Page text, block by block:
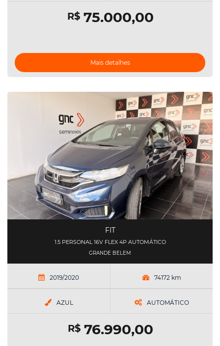
R$75.000,00
Mais detalhes
FIT
1.5 PERSONAL 16V FLEX 4P AUTOMÁTICO
GRANDE BELEM
2019/2020 74172 km
AZUL AUTOMÁTICO
R$76.990,00